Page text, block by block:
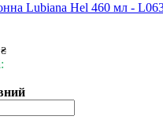
Lubiana Hel 460 мл -
₴